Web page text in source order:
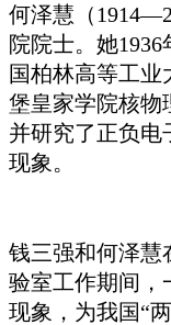
何泽慧（
院院士。她
国柏林高等工
堡皇家学院核物
并研究了正负电
现象。
钱三强和何泽慧
验室工作期间，
现象，为我国“